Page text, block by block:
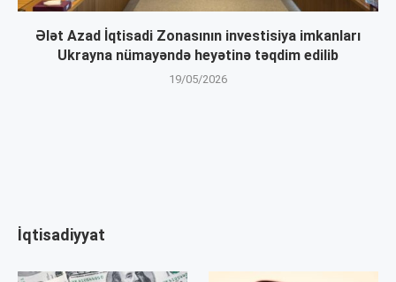
Ələt Azad İqtisadi Zonasının investisiya imkanları
Ukrayna nümayəndə heyətinə təqdim edilib
19/05/2026
İqtisadiyyat